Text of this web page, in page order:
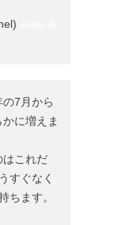
7月から
に増えま
はこれだ
すぐなく
ちます。